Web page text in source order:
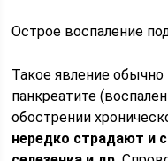
Острое воспаление
Такое явление
панкреатите
обострении
нередко страдают и